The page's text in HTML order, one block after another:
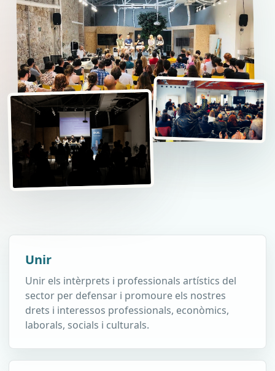
Unir
Unir els intèrprets i professionals artístics del
sector per defensar i promoure els nostres
drets i interessos professionals, econòmics,
laborals, socials i culturals.